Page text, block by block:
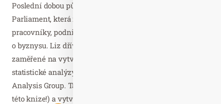
Poslední dobou působí jako kreativní ředitelka pro firmu
Parliament, která rozvíjí spolupráci mezi 500 vedoucími
pracovníky, podnikateli a autory nejprodávanějších knih
o byznysu. Liz dříve pracovala ve společnosti Genius
zaměřené na vytváření značky produktů a vedla
statistické analýzy pro výstižně pojmenovanou skupinu
Analysis Group. Také ilustruje (nakreslila všechno, co je v
této knize!) a vytváří diagramy a grafy. Její osobní